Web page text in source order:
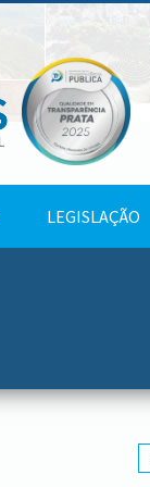
LEGISLAÇÃO